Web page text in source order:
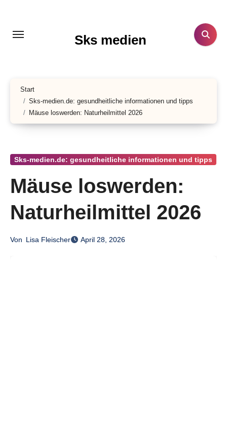
springen
Sks medien
Start
Sks-medien.de: gesundheitliche informationen und tipps
Mäuse loswerden: Naturheilmittel 2026
Sks-medien.de: gesundheitliche informationen und tipps
Mäuse loswerden:
Naturheilmittel 2026
Von Lisa Fleischer April 28, 2026